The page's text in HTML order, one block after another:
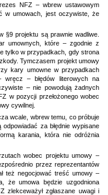
NFZ – wbrew ustawowym
w umowach, jest oczywiste, że
§9 projektu są prawnie wadliwe.
umownych, które – zgodnie z
tylko w przypadkach, gdy strona
Tymczasem projekt umowy
kary umowne w przypadkach
wręcz – błędów literowych na
– nie powodują żadnych
w pozycji przełożonego wobec
cywilnej.
wcale, wbrew temu, co próbuje
za błędnie wypisane
karania, która nie odróżnia
wobec projektu umowy –
przez reprezentantów
też negocjować treść umowy –
że umowa będzie uzgodniona
zgłaszane uwagi i